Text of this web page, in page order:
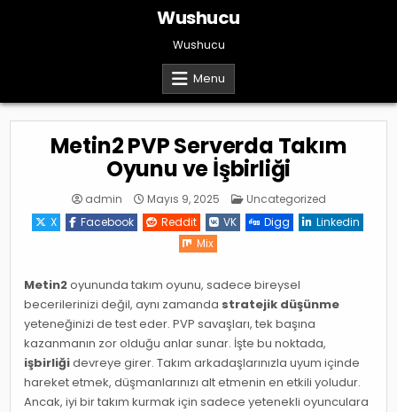
Wushucu
Wushucu
Menu
Metin2 PVP Serverda Takım
Oyunu ve İşbirliği
admin Mayıs 9, 2025 Posted
Uncategorized
X
Facebook Reddit VK Digg
Linkedin
Mix
Metin2oyununda takım oyunu, sadece bireysel
becerilerinizi değil, aynı zamanda stratejik düşünme
yeteneğinizi de test eder. PVP savaşları, tek başına
kazanmanın zor olduğu anlar sunar. İşte bu noktada,
işbirliğidevreye girer. Takım arkadaşlarınızla uyum içinde
hareket etmek, düşmanlarınızı alt etmenin en etkili yoludur.
Ancak, iyi bir takım kurmak için sadece yetenekli oyunculara